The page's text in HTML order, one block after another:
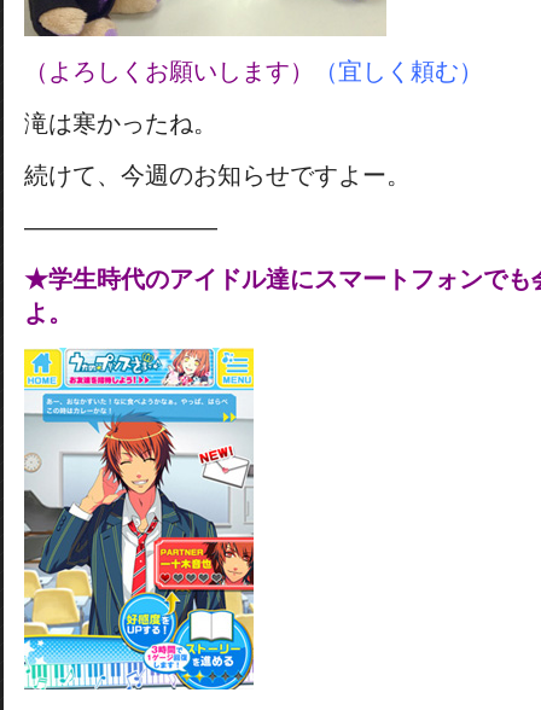
（よろしくお願いします）
（宜しく頼む）
滝は寒かったね。
続けて、今週のお知らせですよー。
————————
★学生時代のアイドル達にスマートフォンでも
よ。